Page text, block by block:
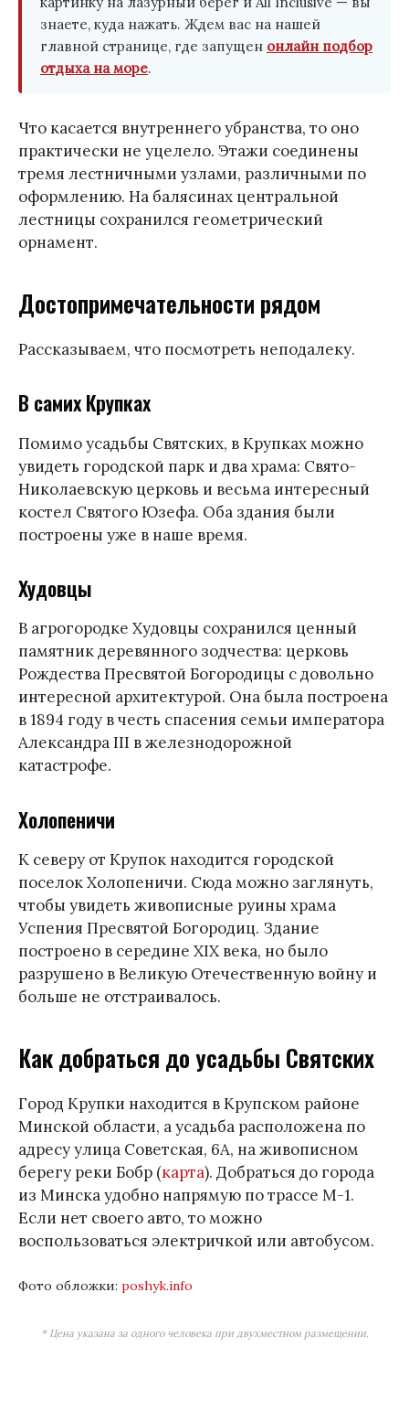
знаете, куда нажать. Ждем вас на нашей
главной странице, где запущен онлайн подбор
отдыха на море.
Что касается внутреннего убранства, то оно
практически не уцелело. Этажи соединены
тремя лестничными узлами, различными по
оформлению. На балясинах центральной
лестницы сохранился геометрический
орнамент.
Достопримечательности рядом
Рассказываем, что посмотреть неподалеку.
В самих Крупках
Помимо усадьбы Святских, в Крупках можно
увидеть городской парк и два храма: Свято-
Николаевскую церковь и весьма интересный
костел Святого Юзефа. Оба здания были
построены уже в наше время.
Худовцы
В агрогородке Худовцы сохранился ценный
памятник деревянного зодчества: церковь
Рождества Пресвятой Богородицы с довольно
интересной архитектурой. Она была построена
в 1894 году в честь спасения семьи императора
Александра III в железнодорожной
катастрофе.
Холопеничи
К северу от Крупок находится городской
поселок Холопеничи. Сюда можно заглянуть,
чтобы увидеть живописные руины храма
Успения Пресвятой Богородиц. Здание
построено в середине XIX века, но было
разрушено в Великую Отечественную войну и
больше не отстраивалось.
Как добраться до усадьбы Святских
Город Крупки находится в Крупском районе
Минской области, а усадьба расположена по
адресу улица Советская, 6А, на живописном
берегу реки Бобр (карта). Добраться до города
из Минска удобно напрямую по трассе М-1.
Если нет своего авто, то можно
воспользоваться электричкой или автобусом.
Фото обложки: poshyk.info
* Цена указана за одного человека при двухместном размещении.